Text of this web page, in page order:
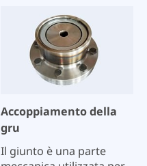
tonnellate; la divisione
scientifica
(DWB112~DWB500)
garantisce che ogni
applicazione disponga
del blocco ruote DWB più
principalmente in carrelli
elevatori, macchine a
scudo, supporti per
attrezzature, carrelli
Accoppiamento della
gru
Il giunto è una parte